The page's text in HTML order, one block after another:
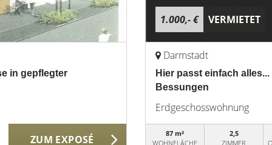
in gepflegter
ZUM EXPOSÉ
1.000,- € VERMIETET
Darmstadt
Hier passt einfach
Bessungen
Erdgeschosswohnung
87 m²
WOHNFLÄCHE
2,5
ZIMMER